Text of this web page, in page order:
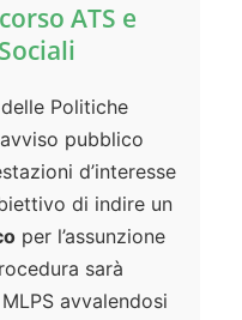
ATS e
Politiche
pubblico
d’interesse
di indire un
per l’assunzione
sarà
avvalendosi